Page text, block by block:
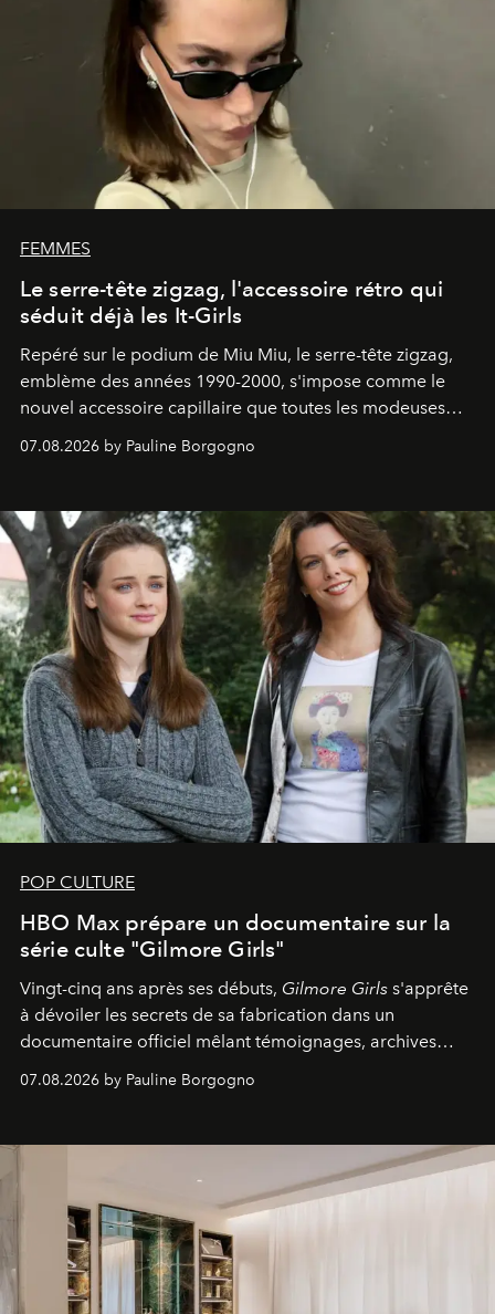
FEMMES
Le serre-tête zigzag, l'accessoire rétro qui
séduit déjà les It-Girls
Repéré sur le podium de Miu Miu, le serre-tête zigzag,
emblème des années 1990-2000, s'impose comme le
nouvel accessoire capillaire que toutes les modeuses
s'arrachent déjà.
07.08.2026 by Pauline Borgogno
POP CULTURE
HBO Max prépare un documentaire sur la
série culte "Gilmore Girls"
Vingt-cinq ans après ses débuts, Gilmore Girls s'apprête
à dévoiler les secrets de sa fabrication dans un
documentaire officiel mêlant témoignages, archives
inédites et plongée dans les coulisses d'un phénomène
générationnel.
07.08.2026 by Pauline Borgogno